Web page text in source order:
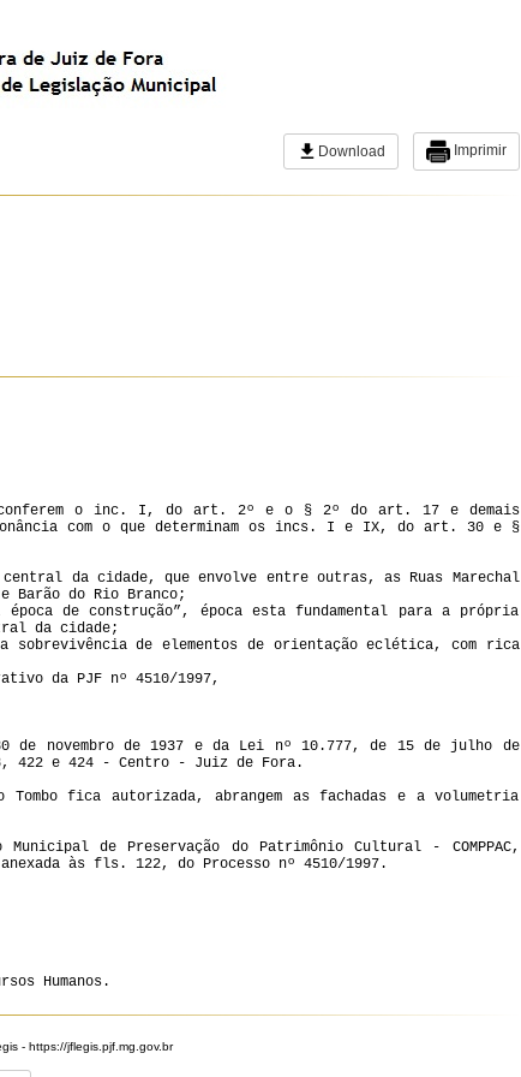
Download Imprimir
conferem o inc. I, do art. 2º e o § 2º do art. 17 e demais
com o que determinam os incs. I e IX, do art. 30 e §
da cidade, que envolve entre outras, as Ruas Marechal
Barão do Rio Branco;
de construção”, época esta fundamental para a própria
da cidade;
sobrevivência de elementos de orientação eclética, com rica
da PJF nº 4510/1997,
de novembro de 1937 e da Lei nº 10.777, de 15 de julho de
422 e 424 - Centro - Juiz de Fora.
fica autorizada, abrangem as fachadas e a volumetria
de Preservação do Patrimônio Cultural - COMPPAC,
às fls. 122, do Processo nº 4510/1997.
Humanos.
- https://jflegis.pjf.mg.gov.br